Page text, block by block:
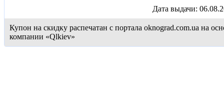
Дата выдачи:
Купон на скидку распечатан с портала oknograd.com.ua на
компании «Qlkiev»